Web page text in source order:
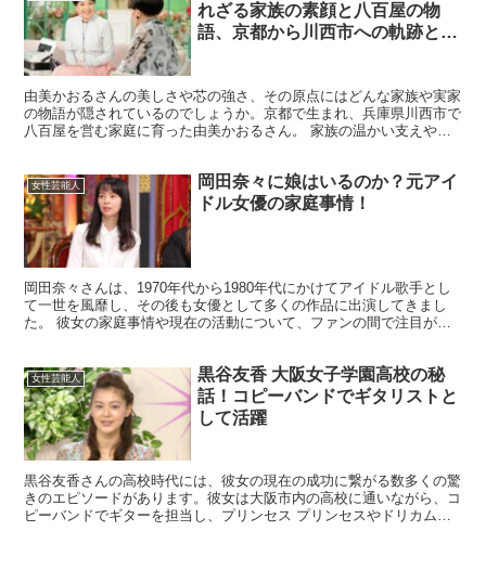
れざる家族の素顔と八百屋の物
語、京都から川西市への軌跡と美
由美かおるさんの美しさや芯の強さ、その原点にはどんな家族や実家
の物語が隠されているのでしょうか。京都で生まれ、兵庫県川西市で
八百屋を営む家庭に育った由美かおるさん。 家族の温かい支えや地
女性芸能人
岡田奈々に娘はいるのか？元アイ
ドル女優の家庭事情！
岡田奈々さんは、1970年代から1980年代にかけてアイドル歌手とし
て一世を風靡し、その後も女優として多くの作品に出演してきまし
た。 彼女の家庭事情や現在の活動について、ファンの間で注目が集
女性芸能人
黒谷友香 大阪女子学園高校の秘
話！コピーバンドでギタリストと
して活躍
黒谷友香さんの高校時代には、彼女の現在の成功に繋がる数多くの驚
きのエピソードがあります。彼女は大阪市内の高校に通いながら、コ
ピーバンドでギターを担当し、プリンセス プリンセスやドリカムの